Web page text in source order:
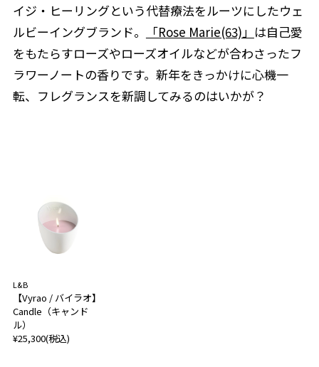
イジ・ヒーリングという代替療法をルーツにしたウェ
ルビーイングブランド。
「Rose Marie(63)」 は自己愛
をもたらすローズやローズオイルなどが合わさったフ
ラワーノートの香りです。新年をきっかけに心機一
転、フレグランスを新調してみるのはいかが？
L&B
【Vyrao / バイラオ】
Candle（キャンド
ル）
¥25,300(税込)